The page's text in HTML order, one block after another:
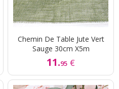
Chemin De Table Jute Vert
Sauge 30cm X5m
11.95 €